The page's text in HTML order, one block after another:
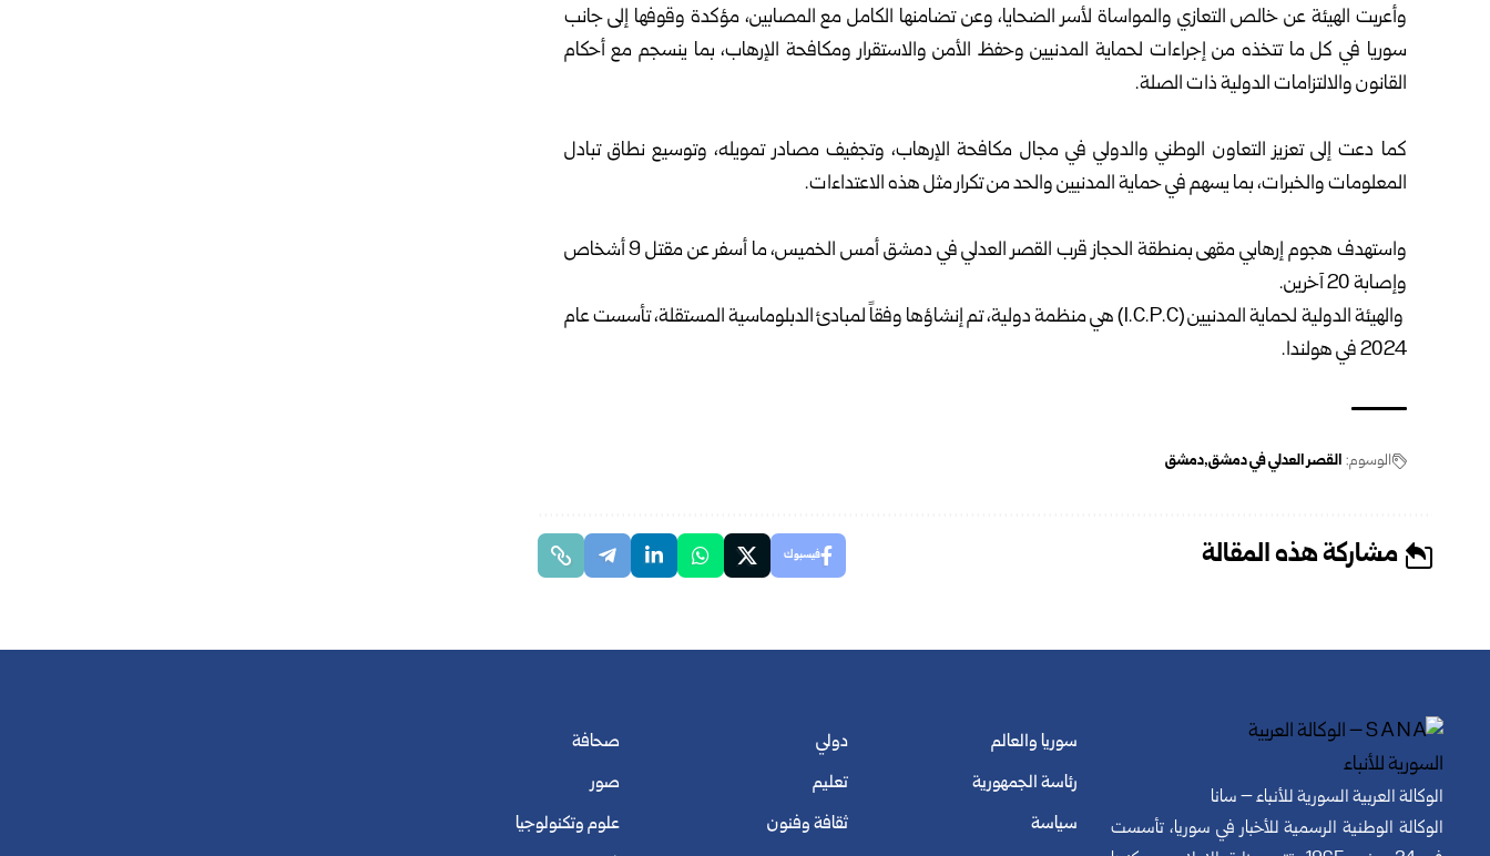
وأعربت الهيئة عن خالص التعازي والمواساة لأسر الضحايا، وعن تضامنها الكامل ‏مع المصابين، مؤكدة وقوفها إلى جانب
سوريا في كل ما تتخذه من إجراءات ‏لحماية المدنيين وحفظ الأمن والاستقرار ومكافحة الإرهاب، بما ينسجم مع أحكام
القانون ‏والالتزامات الدولية ذات الصلة.‏
كما دعت إلى تعزيز التعاون الوطني والدولي في مجال مكافحة الإرهاب، وتجفيف ‏مصادر تمويله، وتوسيع نطاق تبادل
المعلومات والخبرات، بما يسهم في حماية المدنيين ‏والحد من تكرار مثل هذه الاعتداءات.‏
واستهدف هجوم إرهابي مقهى بمنطقة الحجاز قرب القصر العدلي في دمشق أمس ‏الخميس، ما أسفر عن مقتل 9 أشخاص
وإصابة 20 آخرين.‏
‏ والهيئة الدولية لحماية المدنيين (‏I.C.P.C‏) هي منظمة دولية، تم إنشاؤها وفقاً لمبادئ ‏الدبلوماسية المستقلة، تأسست عام
2024 في هولندا. ‏
الوسوم: القصر العدلي ‏في دمشق دمشق
مشاركة هذه المقالة فيسبوك
الوكالة العربية السورية للأنباء – سانا
الوكالة الوطنية الرسمية للأخبار في سوريا، تأسست
سوريا والعالم
رئاسة الجمهورية
سياسة
دولي
تعليم
ثقافة وفنون
صحافة
صور
علوم وتكنولوجيا